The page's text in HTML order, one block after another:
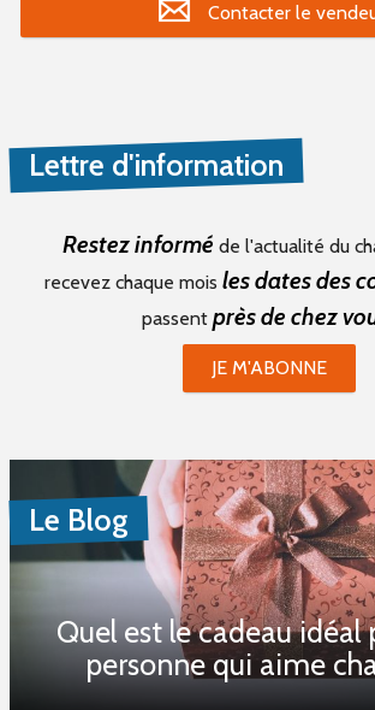
Contacter le
Lettre d'information
Restez informé de l'actualité du
recevez chaque mois les dates des
passent près de chez
JE M'ABONNE
Le Blog
Quel est le cadeau idéal
personne qui aime